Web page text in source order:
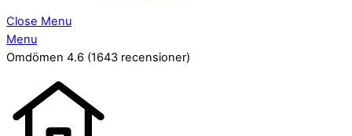
Close Menu
Menu
Omdömen 4.6 (1643 recensioner)